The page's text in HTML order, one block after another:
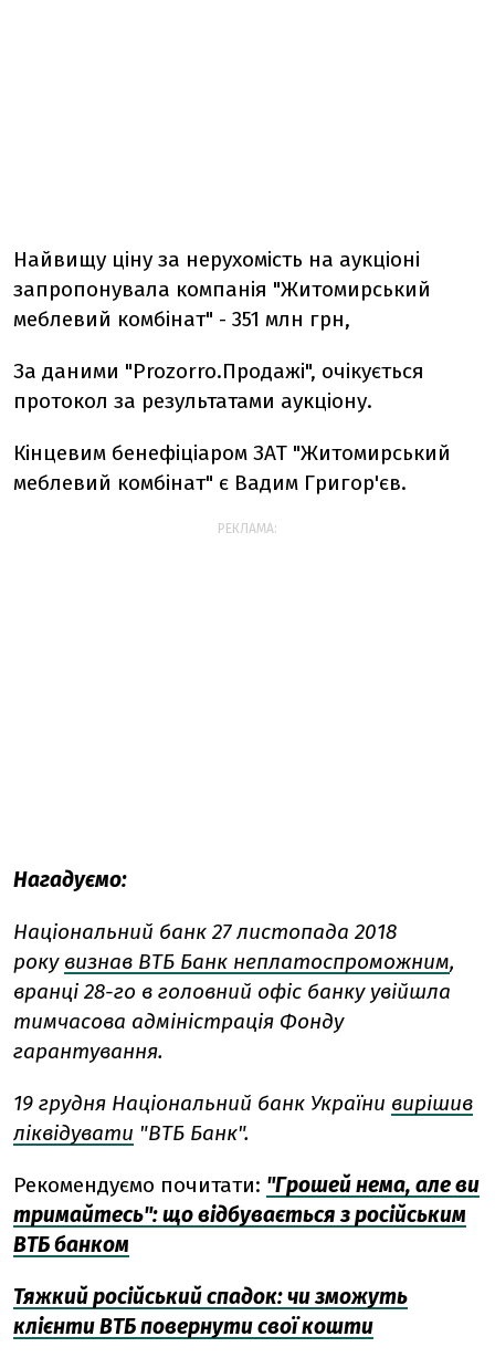
Найвищу ціну за нерухомість на аукціоні
запропонувала компанія "Житомирський
меблевий комбінат" - 351 млн грн,
За даними "Prozorro.Продажі", очікується
протокол за результатами аукціону.
Кінцевим бенефіціаром ЗАТ "Житомирський
меблевий комбінат" є Вадим Григор'єв.
РЕКЛАМА:
Нагадуємо:
Національний банк 27 листопада 2018
року визнав ВТБ Банк неплатоспроможним,
вранці 28-го в головний офіс банку увійшла
тимчасова адміністрація Фонду
гарантування.
19 грудня Національний банк України вирішив
ліквідувати "ВТБ Банк".
Рекомендуємо почитати: "Грошей нема, але ви
тримайтесь": що відбувається з російським
ВТБ банком
Тяжкий російський спадок: чи зможуть
клієнти ВТБ повернути свої кошти